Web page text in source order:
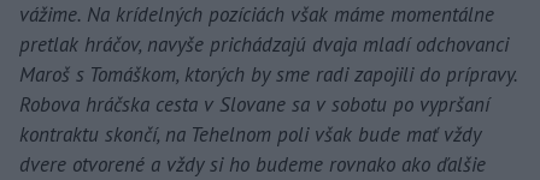
vážime. Na krídelných pozíciách však máme momentálne
pretlak hráčov, navyše prichádzajú dvaja mladí odchovanci
Maroš s Tomáškom, ktorých by sme radi zapojili do prípravy.
Robova hráčska cesta v Slovane sa v sobotu po vypršaní
kontraktu skončí, na Tehelnom poli však bude mať vždy
dvere otvorené a vždy si ho budeme rovnako ako ďalšie